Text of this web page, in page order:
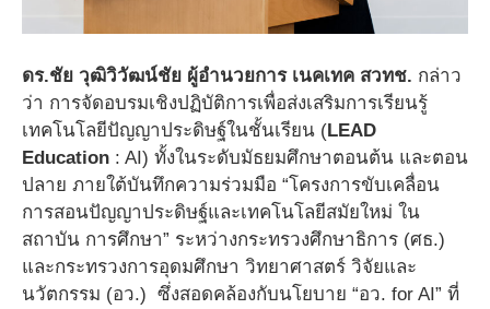
ดร.ชัย วุฒิวิวัฒน์ชัย ผู้อำนวยการ เนคเทค สวทช. กล่าว
ว่า การจัดอบรมเชิงปฏิบัติการเพื่อส่งเสริมการเรียนรู้
เทคโนโลยีปัญญาประดิษฐ์ในชั้นเรียน (LEAD
Education : AI) ทั้งในระดับมัธยมศึกษาตอนต้น และตอน
ปลาย ภายใต้บันทึกความร่วมมือ “โครงการขับเคลื่อน
การสอนปัญญาประดิษฐ์และเทคโนโลยีสมัยใหม่ ใน
สถาบัน การศึกษา” ระหว่างกระทรวงศึกษาธิการ (ศธ.)
และกระทรวงการอุดมศึกษา วิทยาศาสตร์ วิจัยและ
นวัตกรรม (อว.) ซึ่งสอดคล้องกับนโยบาย “อว. for AI” ที่